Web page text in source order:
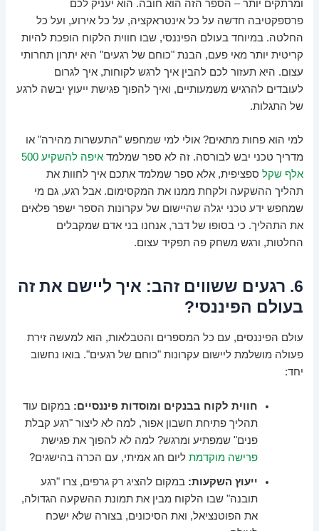
ומרתקים יותר – הספר הזה הוא חובה. הוא יעניק לכם
פרספקטיבה חדשה על כל אינטראקציה, על כל אירוע, ועל כל
החלטה. במיוחד בעולם הפיננסי, שבו חווית הלקוח הופכת להיות
קריטית יותר מאי פעם, הבנת "כוחם של רגעים" היא יתרון תחרותי
עצום. היא תעזור לכם להבין איך לרגש לקוחות, איך לגרום
לעובדים להרגיש משמעותיים, ואיך להפוך פגישת ייעוץ יבשה לרגע
של התגלות.
למי הוא פחות מתאים? אולי למי שמחפש "התעשרות מהירה" או
מדריך טכני יבש לבורסה. זה לא ספר שמלמד
איפה להשקיע 500
אלף שקל ספציפית, אלא ספר שמלמד אתכם איך לחוות את
תהליך ההשקעה ולקחת ממנו את המקסימום. אבל רגע, גם מי
שמחפש ידע טכני יגלה שהיישום של עקרונות הספר ישפר פלאים
את התהליך. כי בסופו של דבר, אנחנו בני אדם שמקבלים
החלטות, ורגש משחק פה תפקיד עצום.
6. רגעים ששווים זהב: איך ליישם את זה
בעולם הפיננסי?
עולם הפיננסים, עם כל המספרים והטבלאות, הוא למעשה זירת
פעולה מושלמת ליישום עקרונות "כוחם של רגעים". בואו נחשוב
יחד:
חווית לקוח בבנקים ומוסדות פיננסיים: במקום עוד
תהליך פתיחת חשבון אפור, למה לא ליצור "רגע קבלת
פנים" שמפתיע ומרגש? למה לא להפוך את פגישת
פרישה מוקדמת ליום חג אמיתי, עם הכרה בהישגים?
ייעוץ השקעות: במקום להציג רק גרפים, צרו "רגע
תובנה" שבו הלקוח מבין את תמונת ההשקעה הגדולה,
את הפוטנציאל, ואת הסיכונים, בצורה שלא ישכח